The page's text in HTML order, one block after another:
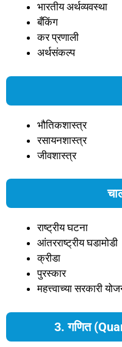
भारतीय अर्थव्यवस्था
बँकिंग
कर प्रणाली
अर्थसंकल्प
भौतिकशास्त्र
रसायनशास्त्र
जीवशास्त्र
राष्ट्रीय घटना
आंतरराष्ट्रीय घडामोडी
क्रीडा
पुरस्कार
महत्त्वाच्या सरकारी
3. गणित